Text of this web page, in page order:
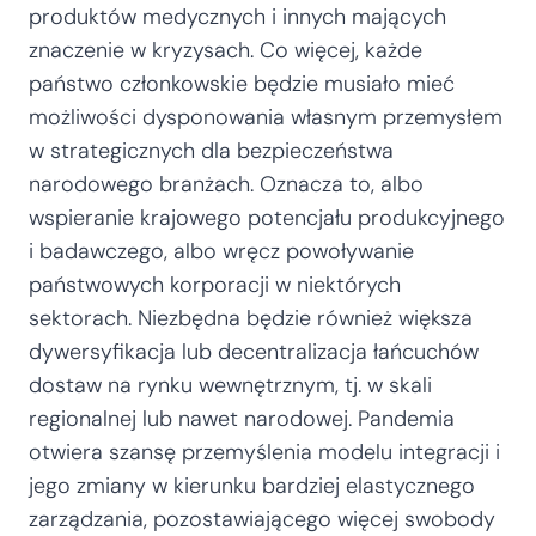
produktów medycznych i innych mających
znaczenie w kryzysach. Co więcej, każde
państwo członkowskie będzie musiało mieć
możliwości dysponowania własnym przemysłem
w strategicznych dla bezpieczeństwa
narodowego branżach. Oznacza to, albo
wspieranie krajowego potencjału produkcyjnego
i badawczego, albo wręcz powoływanie
państwowych korporacji w niektórych
sektorach. Niezbędna będzie również większa
dywersyfikacja lub decentralizacja łańcuchów
dostaw na rynku wewnętrznym, tj. w skali
regionalnej lub nawet narodowej. Pandemia
otwiera szansę przemyślenia modelu integracji i
jego zmiany w kierunku bardziej elastycznego
zarządzania, pozostawiającego więcej swobody